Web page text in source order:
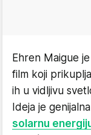
Ehren Maigue
film koji
ih u vidljivu
Ideja je
solarnu